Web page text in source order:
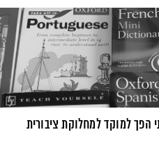
הפך למוקד למחלוקת ציבורית